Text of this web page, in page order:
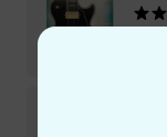
Hal